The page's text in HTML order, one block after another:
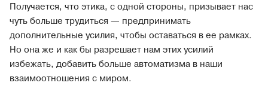
Получается, что этика, с одной стороны, призывает нас
чуть больше трудиться — предпринимать
дополнительные усилия, чтобы оставаться в ее рамках.
Но она же и как бы разрешает нам этих усилий
избежать, добавить больше автоматизма в наши
взаимоотношения с миром.